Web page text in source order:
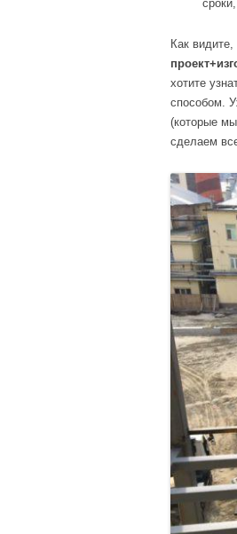
Как видите,
хотите
способом.
(которые
сделаем